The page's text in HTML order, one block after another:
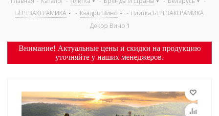
БЕРЕЗАКЕРАМИКА
- Квадро Вино - Плитка БЕРЕЗАКЕРАМИКА
Декор Вино 1
Внимание! Актуальные цены и скидки на продукцию
уточняйте у наших менеджеров.